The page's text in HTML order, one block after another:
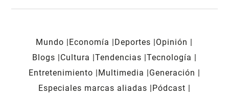
Mundo Economía Deportes
Opinión
Blogs
Cultura Tendencias Tecnología
Entretenimiento
Multimedia
Generación
Especiales marcas aliadas
Pódcast